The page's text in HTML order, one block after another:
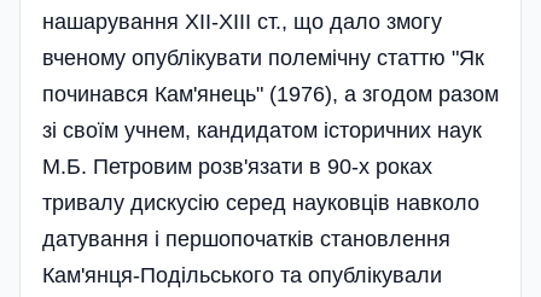
нашарування ХІІ-ХІІІ ст., що дало змогу
вченому опублікувати полемічну статтю "Як
починався Кам'янець" (1976), а згодом разом
зі своїм учнем, кандидатом історичних наук
М.Б. Петровим розв'язати в 90-х роках
тривалу дискусію серед науковців навколо
датування і першопочатків становлення
Кам'янця-Подільського та опублікували